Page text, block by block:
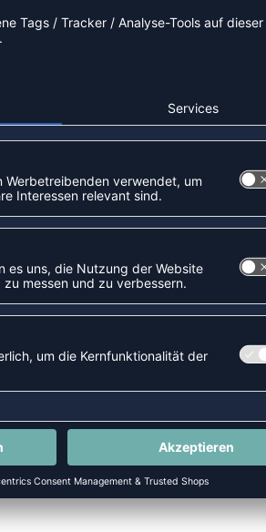
NEW
-35%
HMLLEAD 2.0 WOVEN PANTS
UVP 49,95 € |